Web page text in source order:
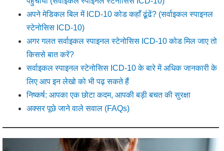
अपने मेडिकल बिल में ICD-10 कोड कहाँ ढूंढें? (सर्वाइकल स्पाइनल
स्टेनोसिस ICD-10)
अगर गलत सर्वाइकल स्पाइनल स्टेनोसिस ICD-10 कोड मिल जाए तो
किससे बात करें?
सर्वाइकल स्पाइनल स्टेनोसिस ICD-10 के बारे में अधिक जानकारी के
लिए आप इन लेखो को भी पढ़ सकते हैं
निष्कर्ष: आपका एक छोटा कदम, आपकी बड़ी बचत की सुरक्षा
अक्सर पूछे जाने वाले सवाल (FAQs)